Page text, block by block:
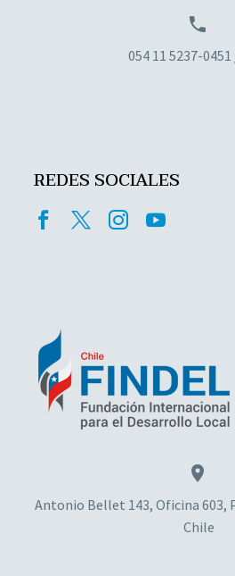


054 11 5237-0451
REDES SOCIALES


Antonio Bellet 143, Oficina 603,
Chile